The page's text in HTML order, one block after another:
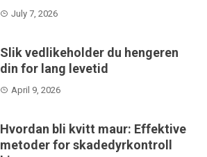
July 7, 2026
Slik vedlikeholder du hengeren
din for lang levetid
April 9, 2026
Hvordan bli kvitt maur: Effektive
metoder for skadedyrkontroll